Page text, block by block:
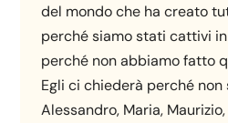
del mondo che ha creato
perché siamo stati cattivi
perché non abbiamo fatto
Egli ci chiederà perché non
Alessandro, Maria,